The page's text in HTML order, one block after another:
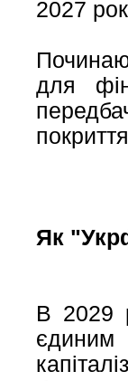
2027
для
Як
В 2029
єдиним